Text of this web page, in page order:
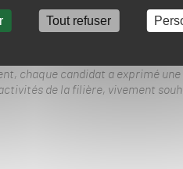
Tout refuser
). Deux autres candidats ont
d’Emmanuel Macron ) et
rencontrées par le monde du
chaque candidat a exprimé
de la filière, vivement